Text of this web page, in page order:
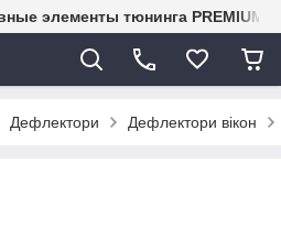
элементы тюнинга PREMIUM-
Дефлектори Дефлектори вікон